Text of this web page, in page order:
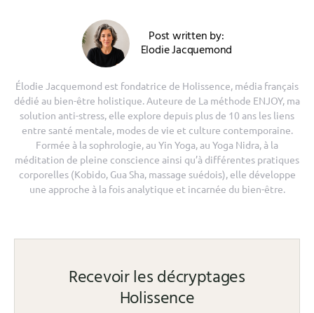
Post written by:
Elodie Jacquemond
Élodie Jacquemond est fondatrice de Holissence, média français
dédié au bien-être holistique. Auteure de La méthode ENJOY, ma
solution anti-stress, elle explore depuis plus de 10 ans les liens
entre santé mentale, modes de vie et culture contemporaine.
Formée à la sophrologie, au Yin Yoga, au Yoga Nidra, à la
méditation de pleine conscience ainsi qu’à différentes pratiques
corporelles (Kobido, Gua Sha, massage suédois), elle développe
une approche à la fois analytique et incarnée du bien-être.
Recevoir les décryptages
Holissence